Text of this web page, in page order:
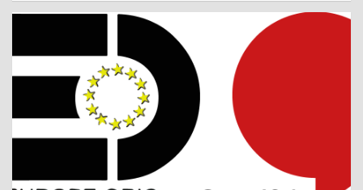
l
,